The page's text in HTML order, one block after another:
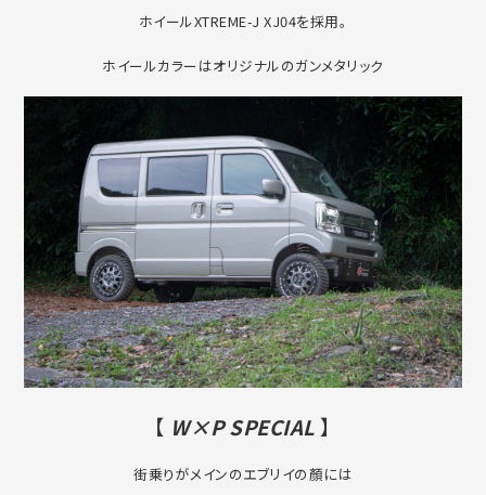
ホイールXTREME-J XJ04を採用。
ホイールカラーはオリジナルのガンメタリック
【 W×P SPECIAL】
街乗りがメインのエブリイの顏には